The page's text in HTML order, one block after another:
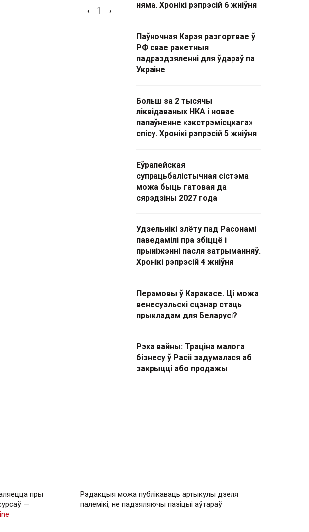
‹ 1 ›
няма. Хронікі рэпрэсій 6 жніўня
Паўночная Карэя разгортвае ў
РФ свае ракетныя
падраздзяленні для ўдараў па
Украіне
Больш за 2 тысячы
ліквідаваных НКА і новае
папаўненне «экстрэмісцкага»
спісу. Хронікі рэпрэсій 5 жніўня
Еўрапейская
супрацьбалістычная сістэма
можа быць гатовая да
сярэдзіны 2027 года
Удзельнікі злёту пад Расонамі
паведамілі пра збіццё і
прыніжэнні пасля затрыманняў.
Хронікі рэпрэсій 4 жніўня
Перамовы ў Каракасе. Ці можа
венесуэльскі сцэнар стаць
прыкладам для Беларусі?
Рэха вайны: Траціна малога
бізнесу ў Расіі задумалася аб
закрыцці або продажы
пры
—
Рэдакцыя можа публікаваць артыкулы дзеля
палемікі, не падзяляючы пазіцыі аўтараў